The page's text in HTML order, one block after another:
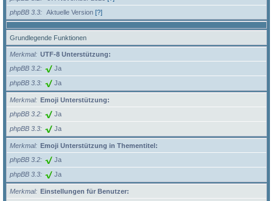
phpBB 3.3
Aktuelle Version [?]
Grundlegende Funktionen
Merkmal
UTF-8 Unterstützung:
phpBB 3.2
Ja
phpBB 3.3 Ja
Merkmal
Emoji Unterstützung:
phpBB 3.2
Ja
phpBB 3.3 Ja
Merkmal
Emoji Unterstützung in Thementitel:
phpBB 3.2
Ja
phpBB 3.3 Ja
Merkmal
Einstellungen für Benutzer: